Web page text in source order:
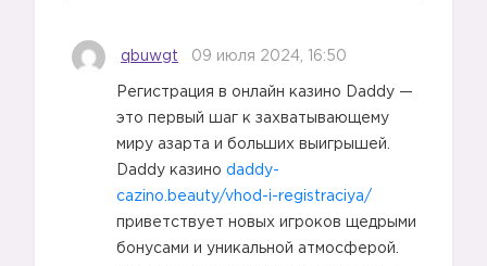
qbuwgt 09 июля 2024, 16:50
Регистрация в онлайн казино Daddy —
это первый шаг к захватывающему
миру азарта и больших выигрышей.
Daddy казино daddy-
cazino.beauty/vhod-i-registraciya/
приветствует новых игроков щедрыми
бонусами и уникальной атмосферой.